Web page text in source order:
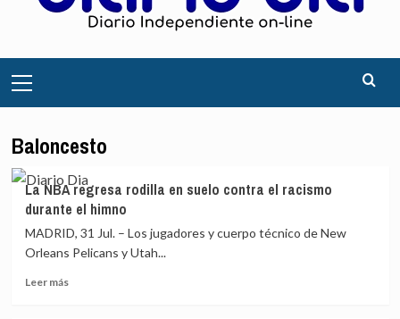
principal
Baloncesto
La NBA regresa rodilla en suelo contra el racismo
durante el himno
MADRID, 31 Jul. – Los jugadores y cuerpo técnico de New
Orleans Pelicans y Utah...
Leer másLeer